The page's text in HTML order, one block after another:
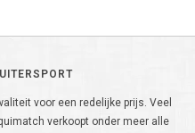
voor een redelijke prijs. Veel
verkoopt onder meer alle